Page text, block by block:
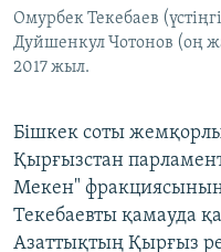
Басқа тілдерде
Омурбек Текебаев
Дуйшенкул Чотонов (оң
2017 жыл.
Бішкек соты
Қырғызстан
Мекен"
Текебаевты қамауда
Азаттықтың Қырғыз